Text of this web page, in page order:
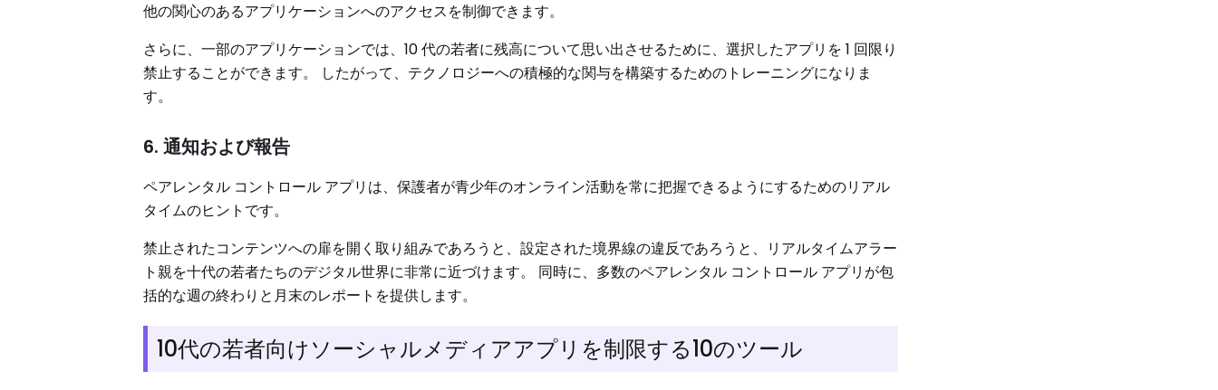
他の関心のあるアプリケーションへのアクセスを制御できます。
さらに、一部のアプリケーションでは、10 代の若者に残高について思い出させるために、選択したアプリを 1 回限り
禁止することができます。 したがって、テクノロジーへの積極的な関与を構築するためのトレーニングになりま
す。
6. 通知および報告
ペアレンタル コントロール アプリは、保護者が青少年のオンライン活動を常に把握できるようにするためのリアル
タイムのヒントです。
禁止されたコンテンツへの扉を開く取り組みであろうと、設定された境界線の違反であろうと、リアルタイムアラー
ト親を十代の若者たちのデジタル世界に非常に近づけます。 同時に、多数のペアレンタル コントロール アプリが包
括的な週の終わりと月末のレポートを提供します。
10代の若者向けソーシャルメディアアプリを制限する10のツール